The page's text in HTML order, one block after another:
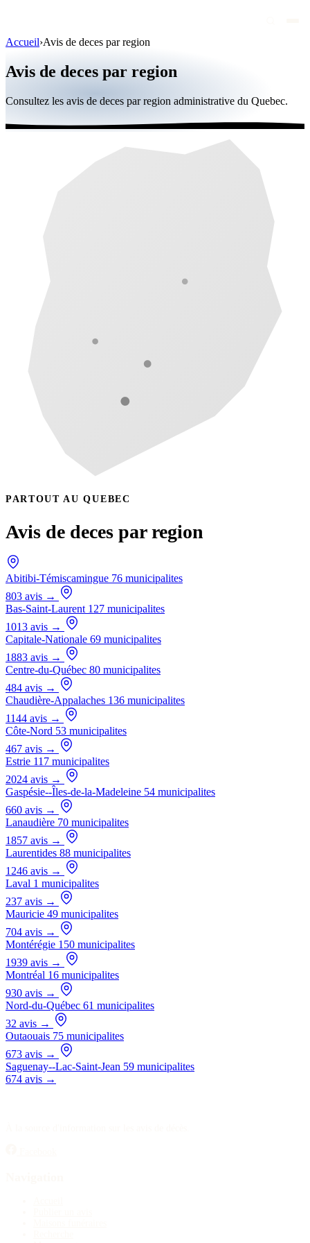
Personnalités publiques
Québec
Canada
Accueil›Avis de deces par region
Avis de deces par region
Consultez les avis de deces par region administrative du Quebec.
PARTOUT AU QUEBEC
Avis de deces par region
Abitibi-Témiscamingue 76 municipalites
803 avis →
Bas-Saint-Laurent 127 municipalites
1013 avis →
Capitale-Nationale 69 municipalites
1883 avis →
Centre-du-Québec 80 municipalites
484 avis →
Chaudière-Appalaches 136 municipalites
1144 avis →
Côte-Nord 53 municipalites
467 avis →
Estrie 117 municipalites
2024 avis →
Gaspésie--Îles-de-la-Madeleine 54 municipalites
660 avis →
Lanaudière 70 municipalites
1857 avis →
Laurentides 88 municipalites
1246 avis →
Laval 1 municipalites
237 avis →
Mauricie 49 municipalites
704 avis →
Montérégie 150 municipalites
1939 avis →
Montréal 16 municipalites
930 avis →
Nord-du-Québec 61 municipalites
32 avis →
Outaouais 75 municipalites
673 avis →
Saguenay--Lac-Saint-Jean 59 municipalites
674 avis →